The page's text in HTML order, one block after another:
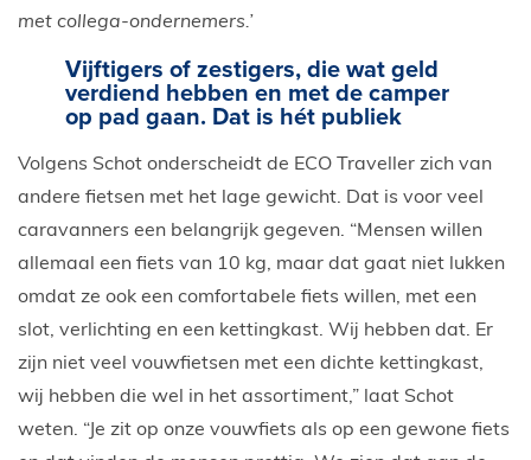
met collega-ondernemers.’
Vijftigers of zestigers, die wat geld
verdiend hebben en met de camper
op pad gaan. Dat is hét publiek
Volgens Schot onderscheidt de ECO Traveller zich van
andere fietsen met het lage gewicht. Dat is voor veel
caravanners een belangrijk gegeven. “Mensen willen
allemaal een fiets van 10 kg, maar dat gaat niet lukken
omdat ze ook een comfortabele fiets willen, met een
slot, verlichting en een kettingkast. Wij hebben dat. Er
zijn niet veel vouwfietsen met een dichte kettingkast,
wij hebben die wel in het assortiment,” laat Schot
weten. “Je zit op onze vouwfiets als op een gewone fiets